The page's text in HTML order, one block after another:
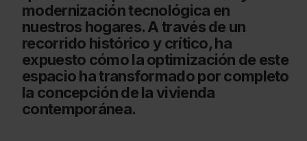
modernización tecnológica en
nuestros hogares. A través de un
recorrido histórico y crítico, ha
expuesto cómo la optimización de este
espacio ha transformado por completo
la concepción de la vivienda
contemporánea.